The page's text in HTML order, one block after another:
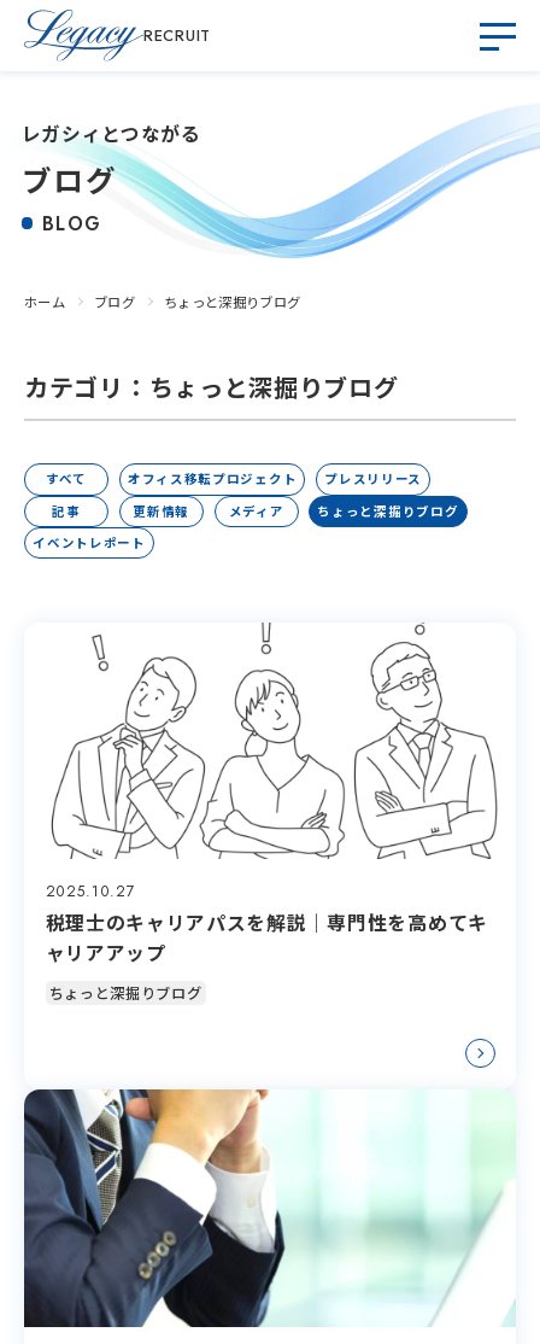
RECRUIT
イベント
エントリー
レガシィとつながる
ブログ
BLOG
ホーム ブログ ちょっと深掘りブログ
カテゴリ：ちょっと深掘りブログ
すべて オフィス移転プロジェクト
プレスリリース
記事
更新情報 メディア
ちょっと深掘りブログ
イベントレポート
2025.10.27
税理士のキャリアパスを解説｜専門性を高めてキ
ャリアアップ
ちょっと深掘りブログ